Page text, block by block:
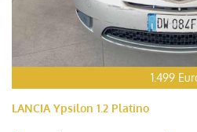
1.499
LANCIA Ypsilon 1.2 Platino